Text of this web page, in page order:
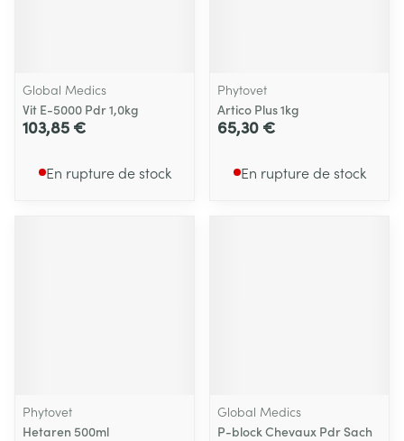
Global Medics
Vit E-5000 Pdr 1,0kg
103,85 €
En rupture de stock
Phytovet
Artico Plus 1kg
65,30 €
En rupture de stock
Phytovet
Hetaren 500ml
Global Medics
P-block Chevaux Pdr Sach